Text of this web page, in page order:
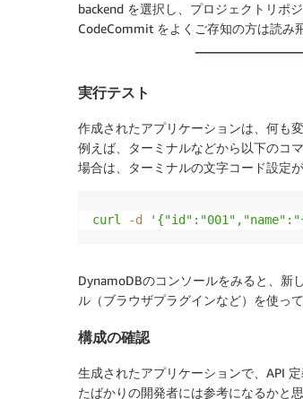
backend を選択し、プロジェクトリポ
CodeCommit をよくご存知の方は読み
実行テスト
作成されたアプリケーションは、何も
例えば、ターミナルなどから以下のコ
場合は、ターミナルの文字コード設定
curl -d '{"id":"001","name":"
DynamoDBのコンソールをみると、新
ル（ブラウザプラグインなど）を使っ
構成の確認
生成されたアプリケーションで、API
たばかりの開発者には参考になるかと